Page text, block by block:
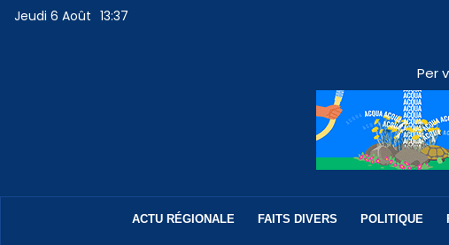
Jeudi 6 Août 13:37
Per
ACTU RÉGIONALE FAITS DIVERS POLITIQUE